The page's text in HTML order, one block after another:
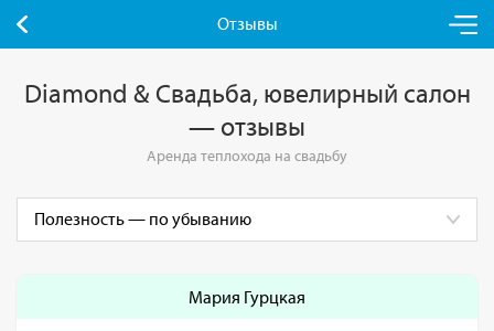
Отзывы
Diamond & Свадьба, ювелирный салон
— отзывы
Аренда теплохода на свадьбу
Мария Гурцкая